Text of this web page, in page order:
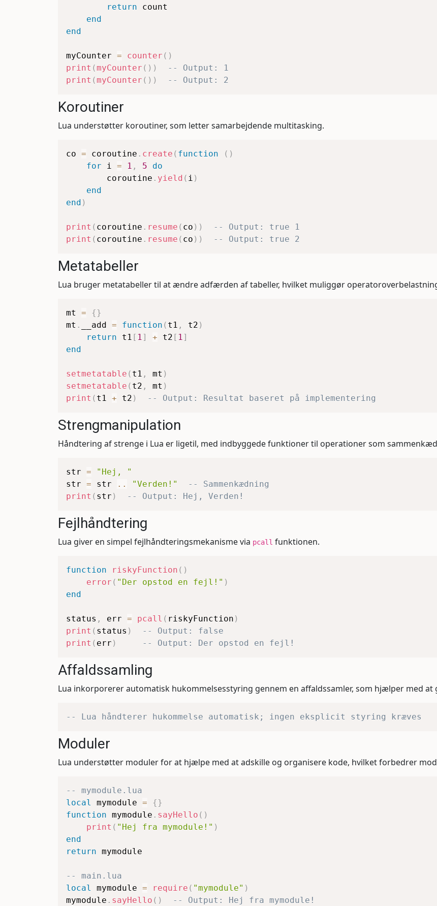
return count
end
end
myCounter = counter ( )
print (myCounter ( ) )
-- Output: 1
print (myCounter ( ) ) -- Output: 2
Koroutiner
Lua understøtter koroutiner, som letter samarbejdende multitasking.
co = coroutine . create ( function ( )
for i = 1 , 5
do
        coroutine
. yield ( i )
end
end )
print ( coroutine . resume ( co ) )
-- Output: true 1
print ( coroutine . resume ( co ) ) -- Output: true 2
Metatabeller
Lua bruger metatabeller til at ændre adfærden af tabeller, hvilket muliggør
mt = {}
mt . __add = function ( t1 , t2 )
return t1 [ 1] + t2 [ 1]
end
setmetatable ( t1 , mt )
setmetatable ( t2 , mt )
print ( t1 + t2 ) -- Output: Resultat baseret på implementering
Strengmanipulation
Håndtering af strenge i Lua er ligetil, med indbyggede funktioner til operationer som
str =
"Hej, "
str = str .. "Verden!"
-- Sammenkædning
print ( str ) -- Output: Hej, Verden!
Fejlhåndtering
Lua giver en simpel fejlhåndteringsmekanisme via pcall funktionen.
function riskyFunction ( )
error ( "Der opstod en fejl!" )
end
status , err = pcall ( riskyFunction )
print ( status )
-- Output: false
print ( err ) -- Output: Der opstod en fejl!
Affaldssamling
Lua inkorporerer automatisk hukommelsesstyring gennem en affaldssamler, som hjælper med
-- Lua håndterer hukommelse automatisk; ingen eksplicit styring kræves
Moduler
Lua understøtter moduler for at hjælpe med at adskille og organisere kode, hvilket forbedrer
-- mymodule.lua
local
mymodule = {}
function mymodule . sayHello ( )
print ( "Hej fra mymodule!" )
end
return mymodule
-- main.lua
local
mymodule = require ( "mymodule" )
mymodule . sayHello ( ) -- Output: Hej fra mymodule!